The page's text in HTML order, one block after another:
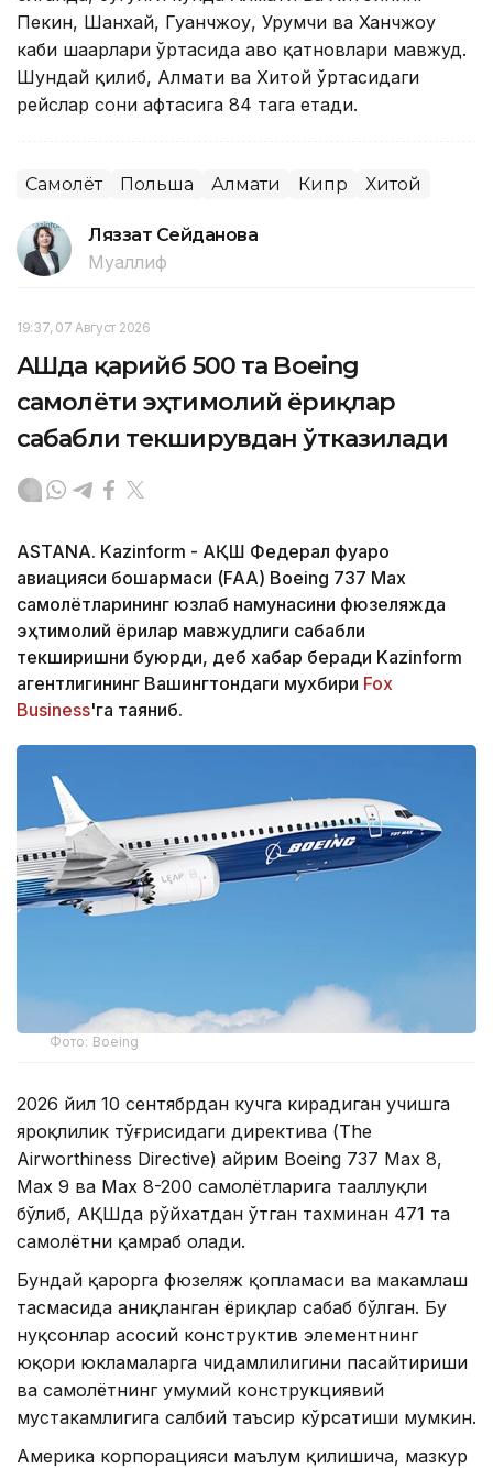
Пекин, Шанхай, Гуанчжоу, Урумчи ва Ханчжоу
каби шаҳарлари ўртасида ҳаво қатновлари мавжуд.
Шундай қилиб, Алмати ва Хитой ўртасидаги
рейслар сони ҳафтасига 84 тага етади.
Самолёт Польша Алмати Кипр Хитой
Ляззат Сейданова
Муаллиф
19:37, 07 Август 2026
АҚШда қарийб 500 та Boeing
самолёти эҳтимолий ёриқлар
сабабли текширувдан ўтказилади
ASTANA. Kazinform - АҚШ Федерал фуқаро
авиацияси бошқармаси (FAA) Boeing 737 Max
самолётларининг юзлаб намунасини фюзеляжда
эҳтимолий ёриқлар мавжудлиги сабабли
текширишни буюрди, деб хабар беради Kazinform
агентлигининг Вашингтондаги мухбири Fox
Business'га таяниб.
Фото: Boeing
2026 йил 10 сентябрдан кучга кирадиган учишга
яроқлилик тўғрисидаги директива (The
Airworthiness Directive) айрим Boeing 737 Max 8,
Max 9 ва Max 8-200 самолётларига тааллуқли
бўлиб, АҚШда рўйхатдан ўтган тахминан 471 та
самолётни қамраб олади.
Бундай қарорга фюзеляж қопламаси ва маҳкамлаш
тасмасида аниқланган ёриқлар сабаб бўлган. Бу
нуқсонлар асосий конструктив элементнинг
юқори юкламаларга чидамлилигини пасайтириши
ва самолётнинг умумий конструкциявий
мустаҳкамлигига салбий таъсир кўрсатиши мумкин.
Америка корпорацияси маълум қилишича, мазкур